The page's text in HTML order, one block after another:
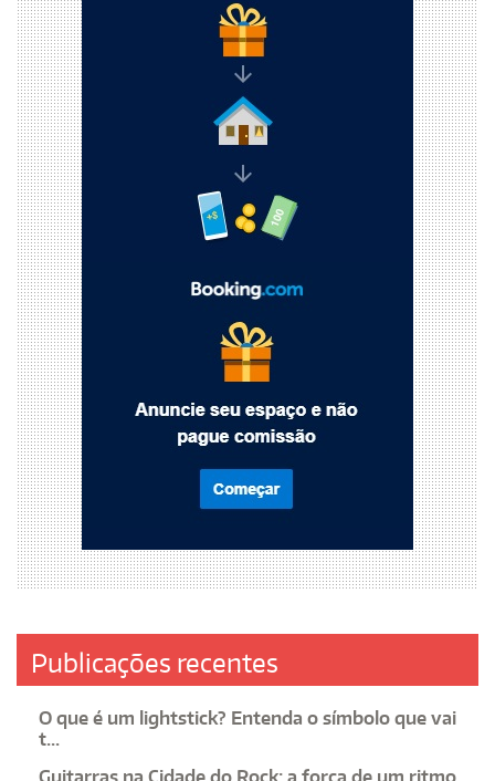
Publicações recentes
O que é um lightstick? Entenda o símbolo que vai
t...